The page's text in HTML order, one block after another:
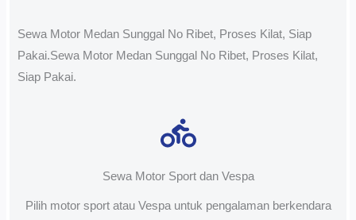
Sewa Motor Medan Sunggal No Ribet, Proses Kilat, Siap
Pakai.Sewa Motor Medan Sunggal No Ribet, Proses Kilat,
Siap Pakai.
Sewa Motor Sport dan Vespa
Pilih motor sport atau Vespa untuk pengalaman berkendara